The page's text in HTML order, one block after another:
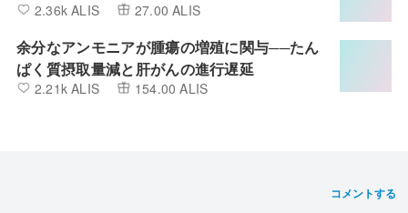
2.36k ALIS 27.00 ALIS
余分なアンモニアが腫瘍の増殖に関与──たん
ぱく質摂取量減と肝がんの進行遅延
2.21k ALIS 154.00 ALIS
コメントする